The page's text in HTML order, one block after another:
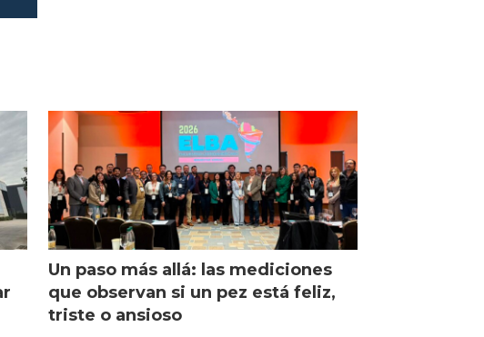
Un paso más allá: las mediciones
que observan si un pez está feliz,
triste o ansioso